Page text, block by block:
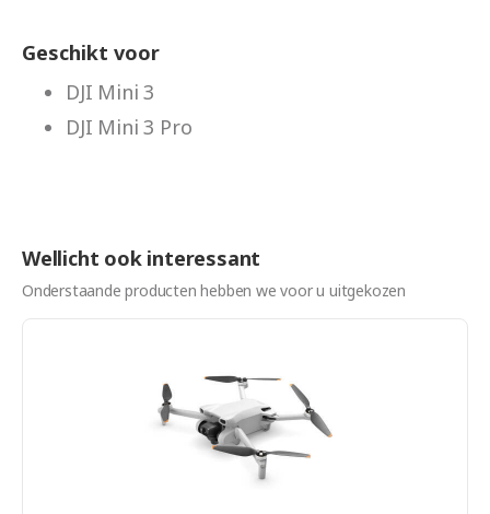
Geschikt voor
DJI Mini 3
DJI Mini 3 Pro
Wellicht ook interessant
Onderstaande producten hebben we voor u uitgekozen